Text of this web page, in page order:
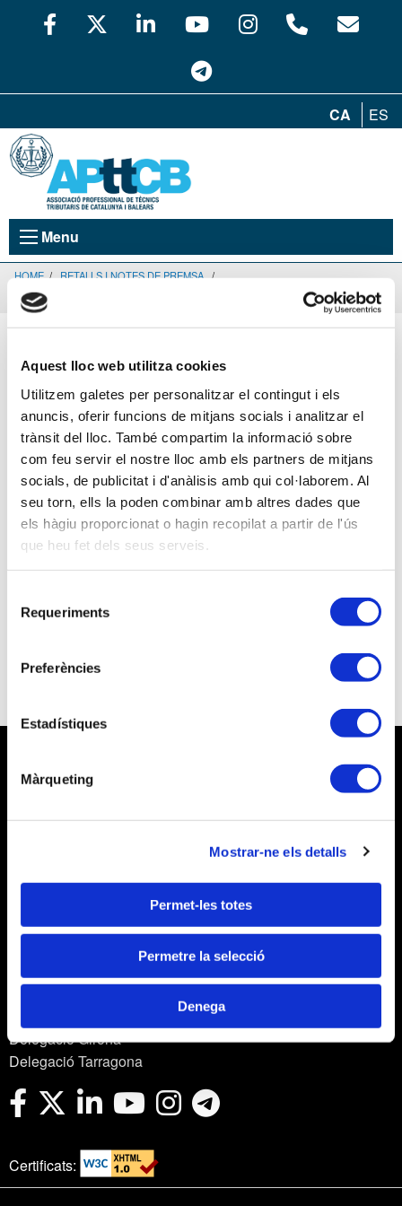
Aquest lloc web utilitza cookies
Utilitzem galetes per personalitzar el contingut i els
anuncis, oferir funcions de mitjans socials i analitzar el
trànsit del lloc. També compartim la informació sobre
com feu servir el nostre lloc amb els partners de mitjans
socials, de publicitat i d'anàlisis amb qui col·laborem. Al
seu torn, ells la poden combinar amb altres dades que
els hàgiu proporcionat o hagin recopilat a partir de l'ús
que heu fet dels seus serveis.
Requeriments
Preferències
Estadístiques
Màrqueting
Mostrar-ne els detalls
Permet-les totes
Permetre la selecció
Denega
CA ES
Menu
HOME / RETALLS I NOTES DE PREMSA /
LOS NUEVOS GASTOS QUE EL TS PERMITE DEDUCIRSE A LOS AUTÓNOMO
Retalls i notes de premsa
60
Retalls de premsa
20-09-2022
Los nuevos gastos que el TS permite deducirse a
Política de privacitat
Política de privacitat en xarxes socials
Delegació Barcelona
Delegació Balears
Delegació Girona
Delegació Tarragona
Certificats: